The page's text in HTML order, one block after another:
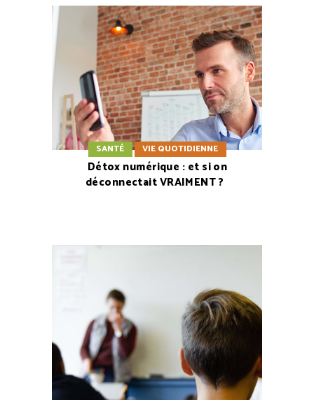
SANTÉ VIE QUOTIDIENNE
Détox numérique : et si on
déconnectait VRAIMENT ?